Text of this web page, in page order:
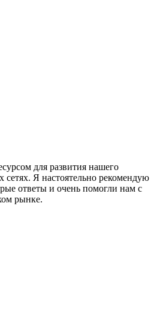
для развития нашего
сетях. Я настоятельно рекомендую
ответы и очень помогли нам с
рынке.